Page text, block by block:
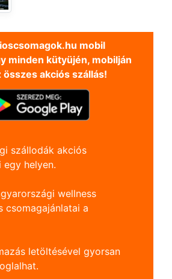
mobil
minden kütyüjén, mobilján
akciós szállás!
szállodák akciós
egy helyen.
wellness
csomagajánlatai a
letöltésével gyorsan